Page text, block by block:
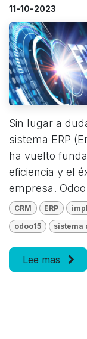
11-10-2023
Sin lugar a
sistema ERP
ha vuelto
eficiencia y el
empresa. Odoo
CRM ERP
odoo15 sistema
Lee mas